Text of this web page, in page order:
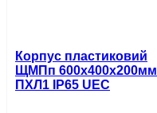
Корпус пластиковий
ЩМПп 600х400х200мм
ПХЛ1 IP65 UEC